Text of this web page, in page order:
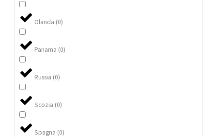
Olanda (0)
Panama (0)
Russia (0)
Scozia (0)
Spagna (0)